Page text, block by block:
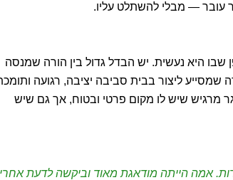
— מבלי להשתלט עליו.
היא נעשית. יש הבדל גדול בין הורה שמנסה
שמסייע ליצור בבית סביבה יציבה, רגועה
מרגיש שיש לו מקום פרטי ובטוח, אך גם שיש
אמה הייתה מודאגת מאוד וביקשה לדעת